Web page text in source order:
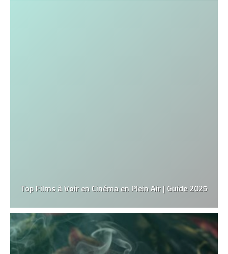
Top Films à Voir en Cinéma en Plein Air | Guide 2025